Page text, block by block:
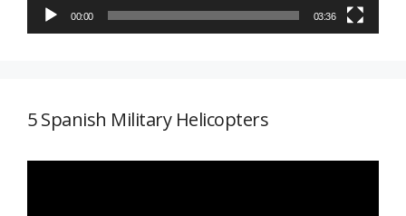
00:00 03:36
5 Spanish Military Helicopters